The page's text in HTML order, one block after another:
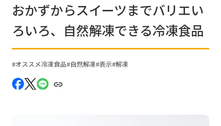
おかずからスイーツまでバリエい
ろいろ、自然解凍できる冷凍食品
オススメ冷凍食品 自然解凍 表示 解凍